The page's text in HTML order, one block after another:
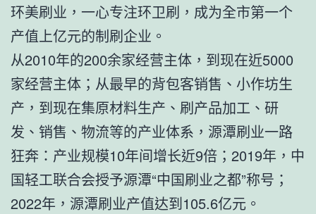
环美刷业，一心专注环卫刷，成为全市第一个
产值上亿元的制刷企业。
从2010年的200余家经营主体，到现在近5000
家经营主体；从最早的背包客销售、小作坊生
产，到现在集原材料生产、刷产品加工、研
发、销售、物流等的产业体系，源潭刷业一路
狂奔：产业规模10年间增长近9倍；2019年，中
国轻工联合会授予源潭“中国刷业之都”称号；
2022年，源潭刷业产值达到105.6亿元。